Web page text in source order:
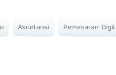
Akuntansi Pemasaran